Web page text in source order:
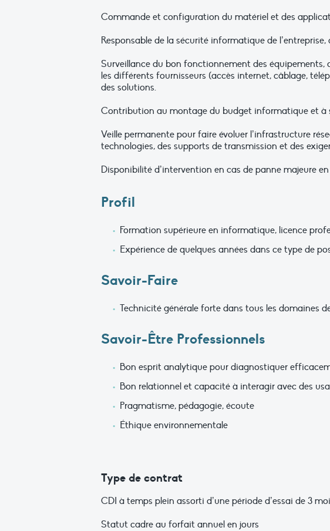
Commande et configuration du matériel et des
Responsable de la sécurité informatique de
Surveillance du bon fonctionnement des
les différents fournisseurs (accès internet, câblage,
des solutions.
Contribution au montage du budget informatique et à
Veille permanente pour faire évoluer l’infrastructure
technologies, des supports de transmission et des
Disponibilité d’intervention en cas de panne majeure
Profil
Formation supérieure en informatique, licence
Expérience de quelques années dans ce type de
Savoir-Faire
Technicité générale forte dans tous les domaines
Savoir-Être Professionnels
Bon esprit analytique pour diagnostiquer
Bon relationnel et capacité à interagir avec des
Pragmatisme, pédagogie, écoute
Éthique environnementale
Type de contrat
CDI à temps plein assorti d’une période d’essai de 3
Statut cadre au forfait annuel en jours